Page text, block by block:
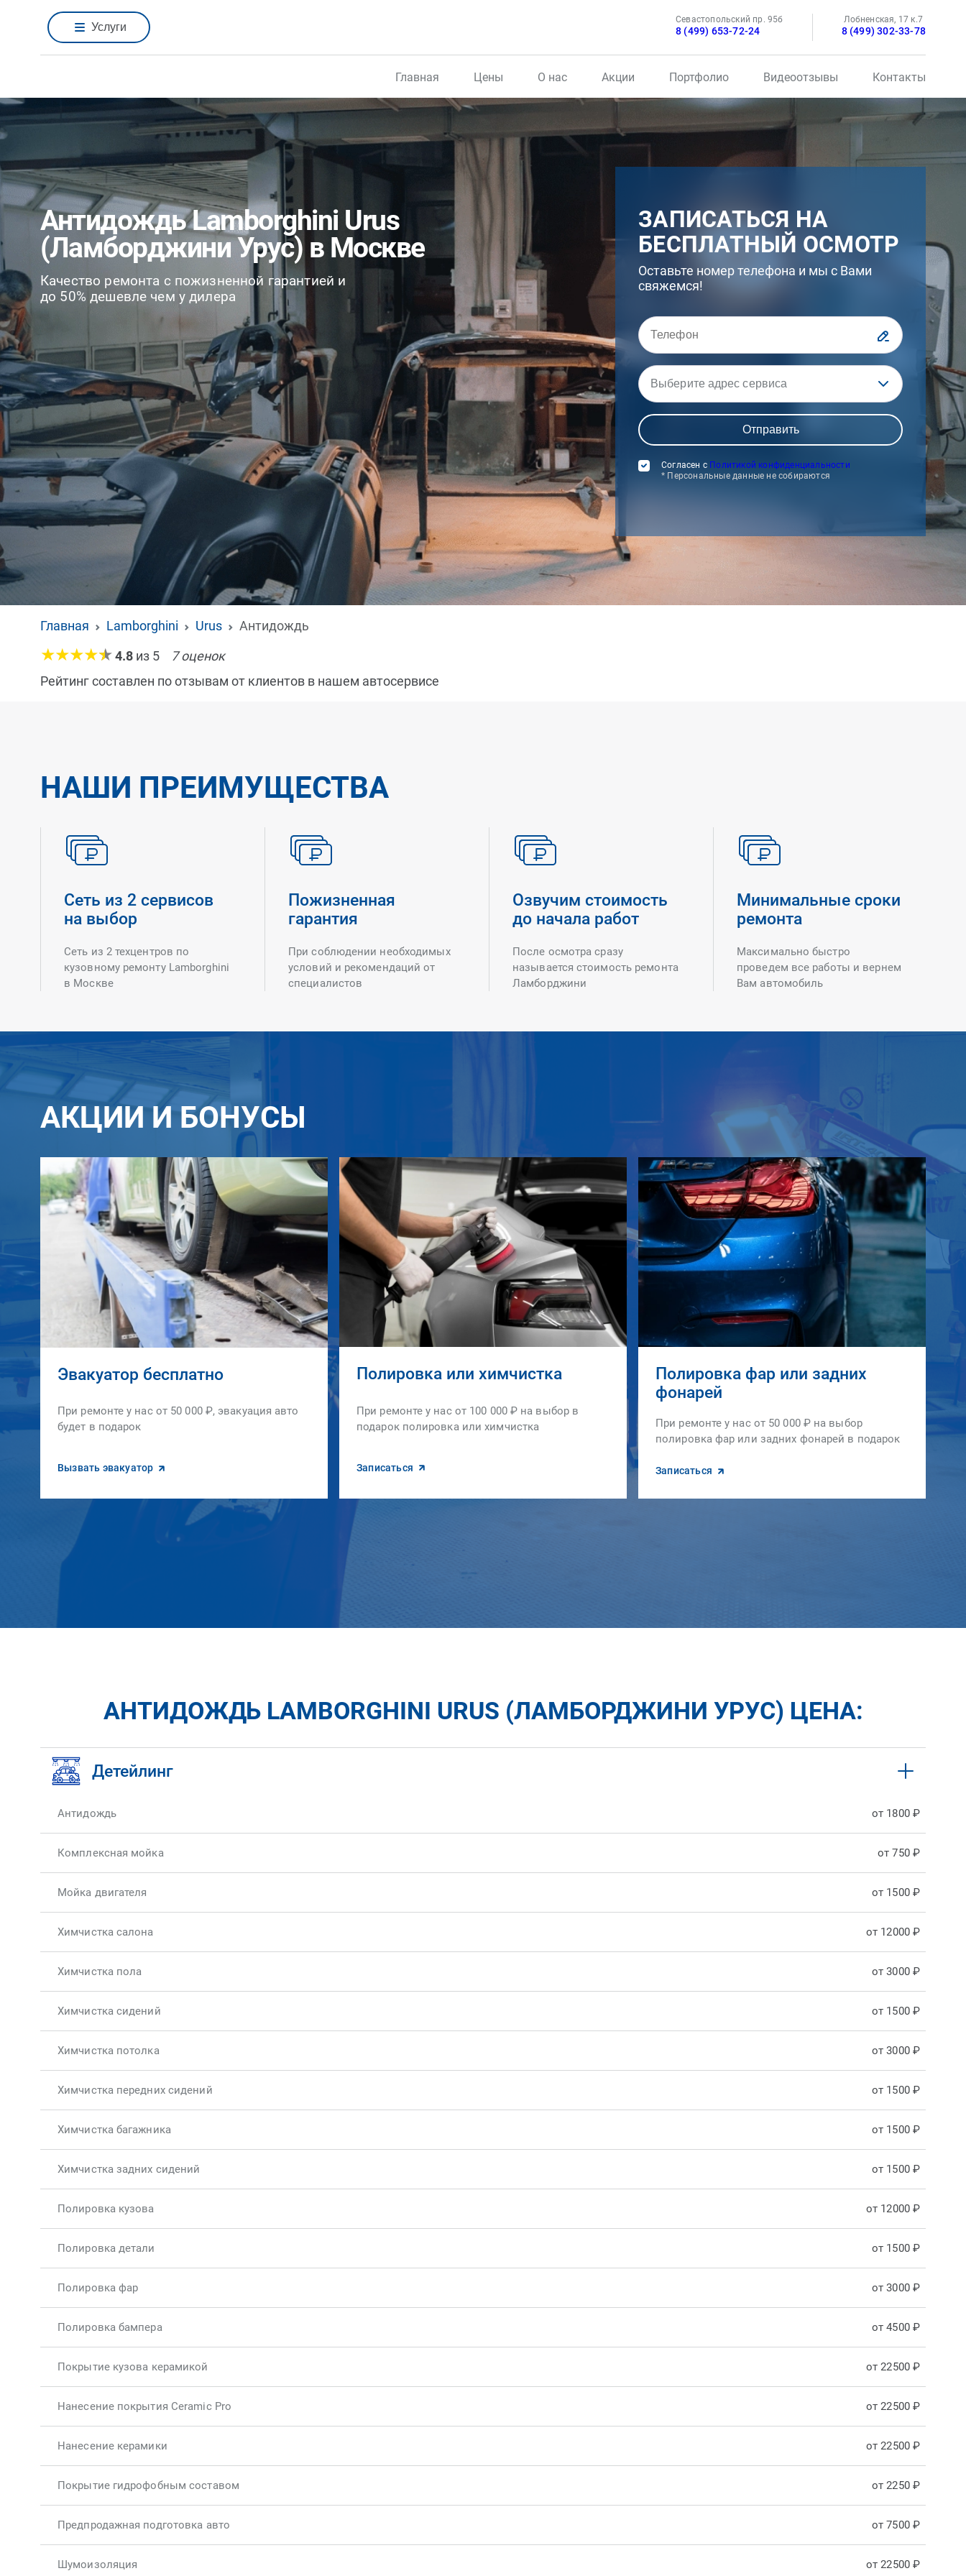
Услуги
Севастопольский пр. 95б
8 (499) 653-72-24
Лобненская, 17 к.7
8 (499) 302-33-78
Главная Цены О нас Акции Портфолио Видеоотзывы Контакты
Антидождь Lamborghini Urus
(Ламборджини Урус) в Москве
Качество ремонта с пожизненной гарантией и
до 50% дешевле чем у дилера
ЗАПИСАТЬСЯ НА
БЕСПЛАТНЫЙ ОСМОТР
Оставьте номер телефона и мы с Вами
свяжемся!
Выберите адрес сервиса
Согласен с Политикой конфиденциальности
* Персональные данные не собираются
Главная Lamborghini Urus
Антидождь
4.8 из 5 7оценок
Рейтинг составлен по отзывам от клиентов в нашем автосервисе
НАШИ ПРЕИМУЩЕСТВА
Сеть из 2 сервисов
на выбор
Сеть из 2 техцентров по
кузовному ремонту Lamborghini
в Москве
Пожизненная
гарантия
При соблюдении необходимых
условий и рекомендаций от
специалистов
Озвучим стоимость
до начала работ
После осмотра сразу
называется стоимость ремонта
Ламборджини
Минимальные сроки
ремонта
Максимально быстро
проведем все работы и вернем
Вам автомобиль
АКЦИИ И БОНУСЫ
Эвакуатор бесплатно
При ремонте у нас от 50 000 ₽, эвакуация авто
будет в подарок
Вызвать эвакуатор
Полировка или химчистка
При ремонте у нас от 100 000 ₽ на выбор в
подарок полировка или химчистка
Записаться
Полировка фар или задних
фонарей
При ремонте у нас от 50 000 ₽ на выбор
полировка фар или задних фонарей в подарок
Записаться
АНТИДОЖДЬ LAMBORGHINI URUS (ЛАМБОРДЖИНИ УРУС) ЦЕНА:
Детейлинг
Антидождь от 1800 ₽
Комплексная мойка от 750 ₽
Мойка двигателя от 1500 ₽
Химчистка салона от 12000 ₽
Химчистка пола от 3000 ₽
Химчистка сидений от 1500 ₽
Химчистка потолка от 3000 ₽
Химчистка передних сидений от 1500 ₽
Химчистка багажника от 1500 ₽
Химчистка задних сидений от 1500 ₽
Полировка кузова от 12000 ₽
Полировка детали от 1500 ₽
Полировка фар от 3000 ₽
Полировка бампера от 4500 ₽
Покрытие кузова керамикой от 22500 ₽
Нанесение покрытия Ceramic Pro от 22500 ₽
Нанесение керамики от 22500 ₽
Покрытие гидрофобным составом от 2250 ₽
Предпродажная подготовка авто от 7500 ₽
Шумоизоляция от 22500 ₽